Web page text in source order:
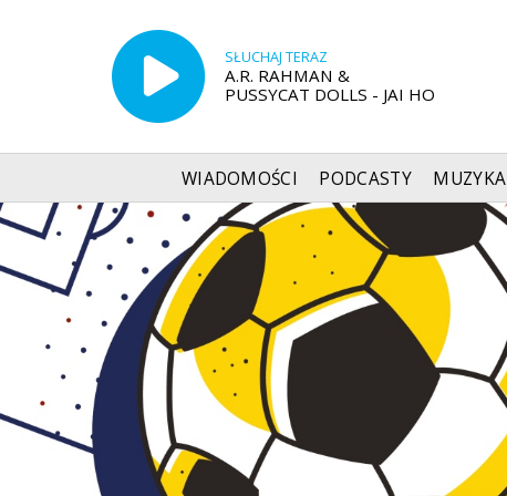
SŁUCHAJ TERAZ
A.R. RAHMAN &
PUSSYCAT DOLLS - JAI HO
WIADOMOŚCI PODCASTY MUZYKA